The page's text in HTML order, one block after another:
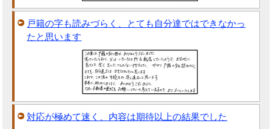
戸籍の字も読みづらく、とても自分達ではできなかっ
たと思います
対応が極めて速く、内容は期待以上の結果でした